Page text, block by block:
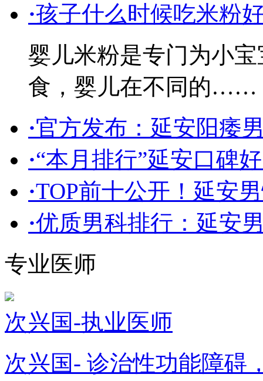
·孩子什么时候吃米粉
婴儿米粉是专门为小
食，婴儿在不同的……
·官方发布：延安阳痿
·“本月排行”延安口碑
·TOP前十公开！延安
·优质男科排行：延安
专业医师
次兴国-执业医师
次兴国- 诊治性功能障碍